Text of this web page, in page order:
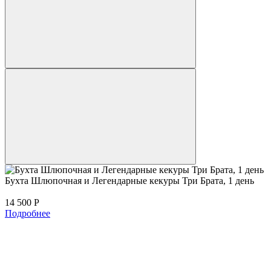
Бухта Шлюпочная и Легендарные кекуры Три Брата, 1 день
14 500 Р
Подробнее